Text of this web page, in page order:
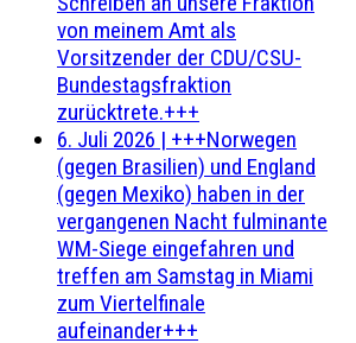
von meinem Amt als
Vorsitzender der CDU/CSU-
Bundestagsfraktion
zurücktrete.+++
6. Juli 2026 | +++Norwegen
(gegen Brasilien) und England
(gegen Mexiko) haben in der
vergangenen Nacht fulminante
WM-Siege eingefahren und
treffen am Samstag in Miami
zum Viertelfinale
aufeinander+++